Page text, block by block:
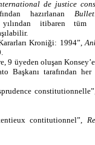
de justice
hazırlanan
itibaren tüm
Kroniği: 1994”,
9 üyeden oluşan
Başkanı tarafından
contitutionnel”,